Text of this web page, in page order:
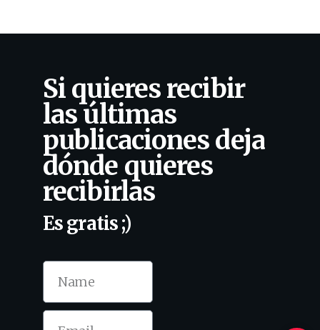
Si quieres recibir
las últimas
publicaciones deja
dónde quieres
recibirlas
Es gratis ;)